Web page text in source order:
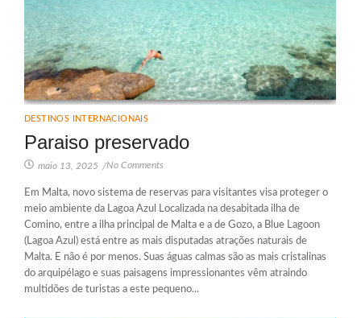
DESTINOS INTERNACIONAIS
Paraiso preservado
maio 13, 2025 /No Comments
Em Malta, novo sistema de reservas para visitantes visa proteger o
meio ambiente da Lagoa Azul Localizada na desabitada ilha de
Comino, entre a ilha principal de Malta e a de Gozo, a Blue Lagoon
(Lagoa Azul) está entre as mais disputadas atrações naturais de
Malta. E não é por menos. Suas águas calmas são as mais cristalinas
do arquipélago e suas paisagens impressionantes vêm atraindo
multidões de turistas a este pequeno...